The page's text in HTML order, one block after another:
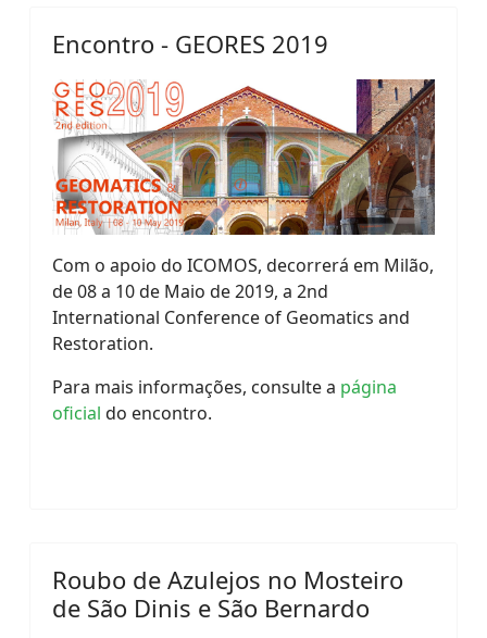
Encontro - GEORES 2019
Com o apoio do ICOMOS, decorrerá em Milão,
de 08 a 10 de Maio de 2019, a 2nd
International Conference of Geomatics and
Restoration.
Para mais informações, consulte a página
oficial do encontro.
Roubo de Azulejos no Mosteiro
de São Dinis e São Bernardo